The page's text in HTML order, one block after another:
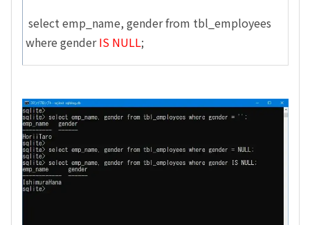
select emp_name, gender from tbl_employees
where genderIS NULL;